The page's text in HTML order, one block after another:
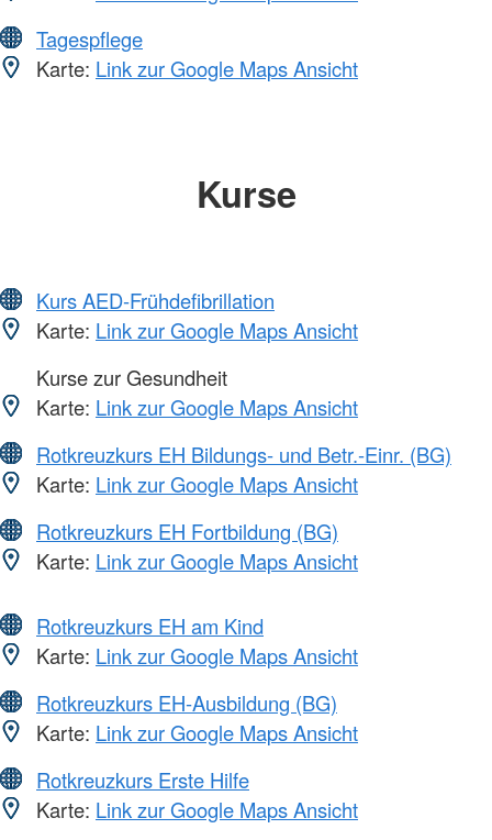
Tagespflege
Karte: Link zur Google Maps Ansicht
Kurse
Kurs AED-Frühdefibrillation
Karte: Link zur Google Maps Ansicht
Kurse zur Gesundheit
Karte: Link zur Google Maps Ansicht
Rotkreuzkurs EH Bildungs- und Betr.-Einr. (BG)
Karte: Link zur Google Maps Ansicht
Rotkreuzkurs EH Fortbildung (BG)
Karte: Link zur Google Maps Ansicht
Rotkreuzkurs EH am Kind
Karte: Link zur Google Maps Ansicht
Rotkreuzkurs EH-Ausbildung (BG)
Karte: Link zur Google Maps Ansicht
Rotkreuzkurs Erste Hilfe
Karte: Link zur Google Maps Ansicht